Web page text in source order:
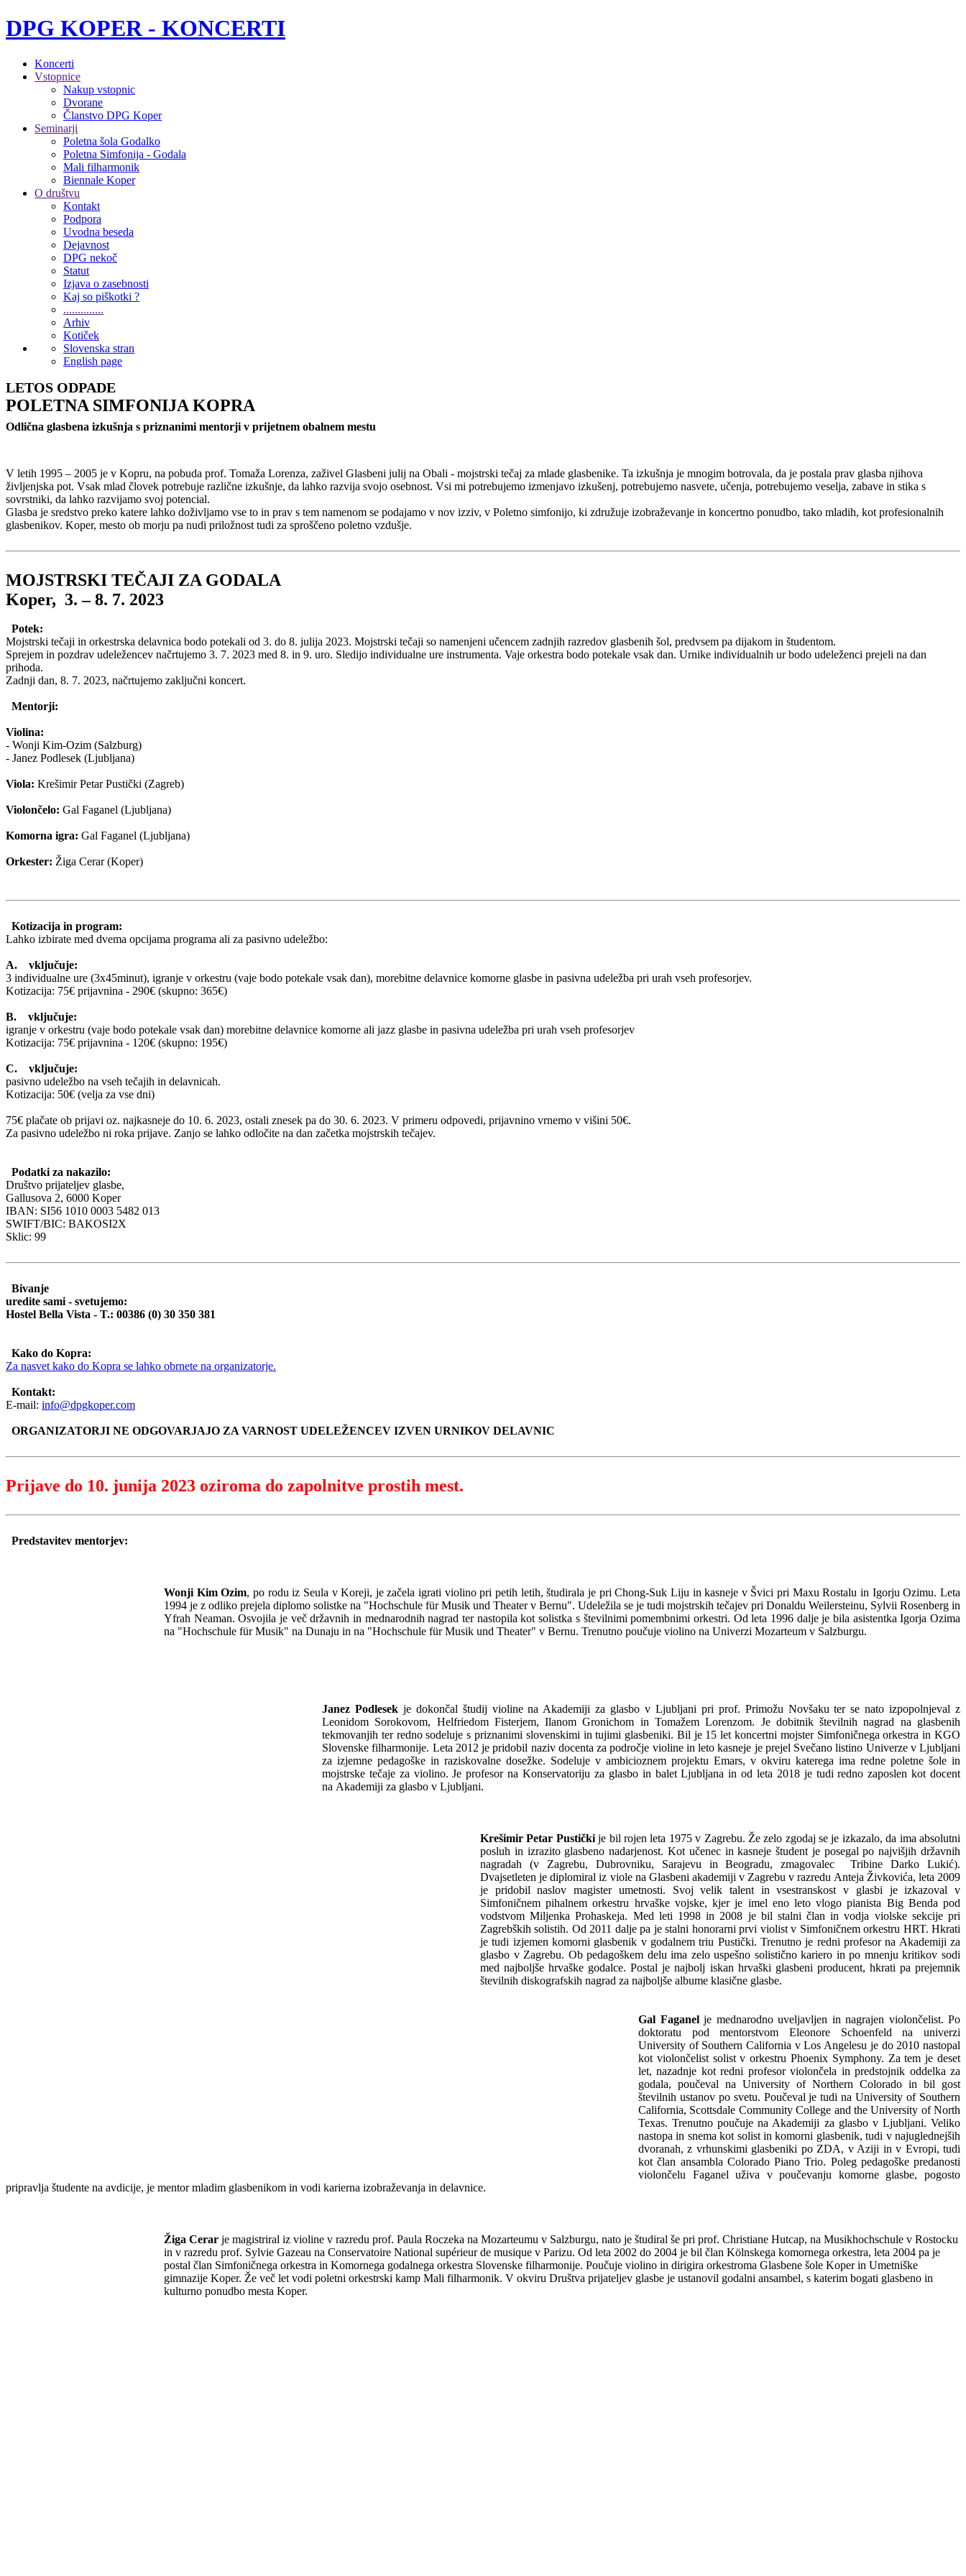
DPG KOPER - KONCERTI
Koncerti
Vstopnice
Nakup vstopnic
Dvorane
Članstvo DPG Koper
Seminarji
Poletna šola Godalko
Poletna Simfonija - Godala
Mali filharmonik
Biennale Koper
O društvu
Kontakt
Podpora
Uvodna beseda
Dejavnost
DPG nekoč
Statut
Izjava o zasebnosti
Kaj so piškotki ?
..............
Arhiv
Kotiček
Slovenska stran
English page
LETOS ODPADE
POLETNA SIMFONIJA KOPRA
Odlična glasbena izkušnja s priznanimi mentorji v prijetnem obalnem mestu
V letih 1995 – 2005 je v Kopru, na pobuda prof. Tomaža Lorenza, zaživel Glasbeni julij na Obali - mojstrski tečaj za mlade glasbenike. Ta izkušnja je mnogim botrovala, da je postala prav glasba njihova
življenjska pot. Vsak mlad človek potrebuje različne izkušnje, da lahko razvija svojo osebnost. Vsi mi potrebujemo izmenjavo izkušenj, potrebujemo nasvete, učenja, potrebujemo veselja, zabave in stika s
sovrstniki, da lahko razvijamo svoj potencial.
Glasba je sredstvo preko katere lahko doživljamo vse to in prav s tem namenom se podajamo v nov izziv, v Poletno simfonijo, ki združuje izobraževanje in koncertno ponudbo, tako mladih, kot profesionalnih
glasbenikov. Koper, mesto ob morju pa nudi priložnost tudi za sproščeno poletno vzdušje.
MOJSTRSKI TEČAJI ZA GODALA
Koper, 3. – 8. 7. 2023
Potek:
Mojstrski tečaji in orkestrska delavnica bodo potekali od 3. do 8. julija 2023. Mojstrski tečaji so namenjeni učencem zadnjih razredov glasbenih šol, predvsem pa dijakom in študentom.
Sprejem in pozdrav udeležencev načrtujemo 3. 7. 2023 med 8. in 9. uro. Sledijo individualne ure instrumenta. Vaje orkestra bodo potekale vsak dan. Urnike individualnih ur bodo udeleženci prejeli na dan
prihoda.
Zadnji dan, 8. 7. 2023, načrtujemo zaključni koncert.
Mentorji:
Violina:
- Wonji Kim-Ozim (Salzburg)
- Janez Podlesek (Ljubljana)
Viola: Krešimir Petar Pustički (Zagreb)
Violončelo: Gal Faganel (Ljubljana)
Komorna igra: Gal Faganel (Ljubljana)
Orkester: Žiga Cerar (Koper)
Kotizacija in program:
Lahko izbirate med dvema opcijama programa ali za pasivno udeležbo:
A. vključuje:
3 individualne ure (3x45minut), igranje v orkestru (vaje bodo potekale vsak dan), morebitne delavnice komorne glasbe in pasivna udeležba pri urah vseh profesorjev.
Kotizacija: 75€ prijavnina - 290€ (skupno: 365€)
B. vključuje:
igranje v orkestru (vaje bodo potekale vsak dan) morebitne delavnice komorne ali jazz glasbe in pasivna udeležba pri urah vseh profesorjev
Kotizacija: 75€ prijavnina - 120€ (skupno: 195€)
C. vključuje:
pasivno udeležbo na vseh tečajih in delavnicah.
Kotizacija: 50€ (velja za vse dni)
75€ plačate ob prijavi oz. najkasneje do 10. 6. 2023, ostali znesek pa do 30. 6. 2023. V primeru odpovedi, prijavnino vrnemo v višini 50€.
Za pasivno udeležbo ni roka prijave. Zanjo se lahko odločite na dan začetka mojstrskih tečajev.
Podatki za nakazilo:
Društvo prijateljev glasbe,
Gallusova 2, 6000 Koper
IBAN: SI56 1010 0003 5482 013
SWIFT/BIC: BAKOSI2X
Sklic: 99
Bivanje
uredite sami - svetujemo:
Hostel Bella Vista - T.: 00386 (0) 30 350 381
Kako do Kopra:
Za nasvet kako do Kopra se lahko obrnete na organizatorje.
Kontakt:
E-mail: info@dpgkoper.com
ORGANIZATORJI NE ODGOVARJAJO ZA VARNOST UDELEŽENCEV IZVEN URNIKOV DELAVNIC
Prijave do 10. junija 2023 oziroma do zapolnitve prostih mest.
Predstavitev mentorjev:
Wonji Kim Ozim, po rodu iz Seula v Koreji, je začela igrati violino pri petih letih, študirala je pri Chong-Suk Liju in kasneje v Švici pri Maxu Rostalu in Igorju Ozimu. Leta
1994 je z odliko prejela diplomo solistke na "Hochschule für Musik und Theater v Bernu". Udeležila se je tudi mojstrskih tečajev pri Donaldu Weilersteinu, Sylvii Rosenberg in
Yfrah Neaman. Osvojila je več državnih in mednarodnih nagrad ter nastopila kot solistka s številnimi pomembnimi orkestri. Od leta 1996 dalje je bila asistentka Igorja Ozima
na "Hochschule für Musik" na Dunaju in na "Hochschule für Musik und Theater" v Bernu. Trenutno poučuje violino na Univerzi Mozarteum v Salzburgu.
Janez Podlesekje dokončal študij violine na Akademiji za glasbo v Ljubljani pri prof. Primožu Novšaku ter se nato izpopolnjeval z
Leonidom Sorokovom, Helfriedom Fisterjem, Ilanom Gronichom in Tomažem Lorenzom. Je dobitnik številnih nagrad na glasbenih
tekmovanjih ter redno sodeluje s priznanimi slovenskimi in tujimi glasbeniki. Bil je 15 let koncertni mojster Simfoničnega orkestra in KGO
Slovenske filharmonije. Leta 2012 je pridobil naziv docenta za področje violine in leto kasneje je prejel Svečano listino Univerze v Ljubljani
za izjemne pedagoške in raziskovalne dosežke. Sodeluje v ambicioznem projektu Emars, v okviru katerega ima redne poletne šole in
mojstrske tečaje za violino. Je profesor na Konservatoriju za glasbo in balet Ljubljana in od leta 2018 je tudi redno zaposlen kot docent
na Akademiji za glasbo v Ljubljani.
Krešimir Petar Pustičkije bil rojen leta 1975 v Zagrebu. Že zelo zgodaj se je izkazalo, da ima absolutni
posluh in izrazito glasbeno nadarjenost. Kot učenec in kasneje študent je posegal po najvišjih državnih
nagradah (v Zagrebu, Dubrovniku, Sarajevu in Beogradu, zmagovalec Tribine Darko Lukić).
Dvajsetleten je diplomiral iz viole na Glasbeni akademiji v Zagrebu v razredu Anteja Živkovića, leta 2009
je pridobil naslov magister umetnosti. Svoj velik talent in vsestranskost v glasbi je izkazoval v
Simfoničnem pihalnem orkestru hrvaške vojske, kjer je imel eno leto vlogo pianista Big Benda pod
vodstvom Miljenka Prohaskeja. Med leti 1998 in 2008 je bil stalni član in vodja violske sekcije pri
Zagrebških solistih. Od 2011 dalje pa je stalni honorarni prvi violist v Simfoničnem orkestru HRT. Hkrati
je tudi izjemen komorni glasbenik v godalnem triu Pustički. Trenutno je redni profesor na Akademiji za
glasbo v Zagrebu. Ob pedagoškem delu ima zelo uspešno solistično kariero in po mnenju kritikov sodi
med najboljše hrvaške godalce. Postal je najbolj iskan hrvaški glasbeni producent, hkrati pa prejemnik
številnih diskografskih nagrad za najboljše albume klasične glasbe.
Gal Faganel je mednarodno uveljavljen in nagrajen violončelist. Po
doktoratu pod mentorstvom Eleonore Schoenfeld na univerzi
University of Southern California v Los Angelesu je do 2010 nastopal
kot violončelist solist v orkestru Phoenix Symphony. Za tem je deset
let, nazadnje kot redni profesor violončela in predstojnik oddelka za
godala, poučeval na University of Northern Colorado in bil gost
številnih ustanov po svetu. Poučeval je tudi na University of Southern
California, Scottsdale Community College and the University of North
Texas. Trenutno poučuje na Akademiji za glasbo v Ljubljani. Veliko
nastopa in snema kot solist in komorni glasbenik, tudi v najuglednejših
dvoranah, z vrhunskimi glasbeniki po ZDA, v Aziji in v Evropi, tudi
kot član ansambla Colorado Piano Trio. Poleg pedagoške predanosti
violončelu Faganel uživa v poučevanju komorne glasbe, pogosto
pripravlja študente na avdicije, je mentor mladim glasbenikom in vodi karierna izobraževanja in delavnice.
Žiga Cerar je magistriral iz violine v razredu prof. Paula Roczeka na Mozarteumu v Salzburgu, nato je študiral še pri prof. Christiane Hutcap, na Musikhochschule v Rostocku
in v razredu prof. Sylvie Gazeau na Conservatoire National supérieur de musique v Parizu. Od leta 2002 do 2004 je bil član Kölnskega komornega orkestra, leta 2004 pa je
postal član Simfoničnega orkestra in Komornega godalnega orkestra Slovenske filharmonije. Poučuje violino in dirigira orkestroma Glasbene šole Koper in Umetniške
gimnazije Koper. Že več let vodi poletni orkestrski kamp Mali filharmonik. V okviru Društva prijateljev glasbe je ustanovil godalni ansambel, s katerim bogati glasbeno in
kulturno ponudbo mesta Koper.